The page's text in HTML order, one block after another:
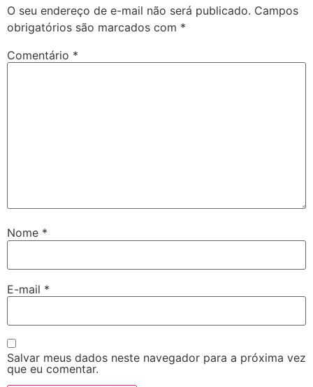
O seu endereço de e-mail não será publicado. Campos
obrigatórios são marcados com *
Comentário *
Nome *
E-mail *
Salvar meus dados neste navegador para a próxima vez
que eu comentar.